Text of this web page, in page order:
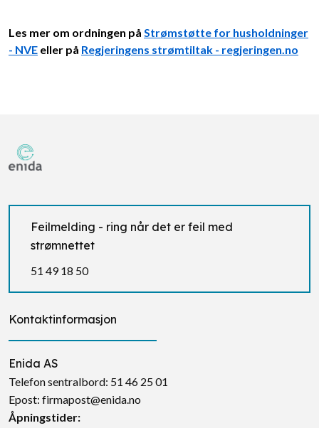
Les mer om ordningen på Strømstøtte for husholdninger
- NVE eller på Regjeringens strømtiltak - regjeringen.no
Feilmelding - ring når det er feil med
strømnettet
51 49 18 50
Kontaktinformasjon
Enida AS
Telefon sentralbord: 51 46 25 01
Epost: firmapost@enida.no
Åpningstider: